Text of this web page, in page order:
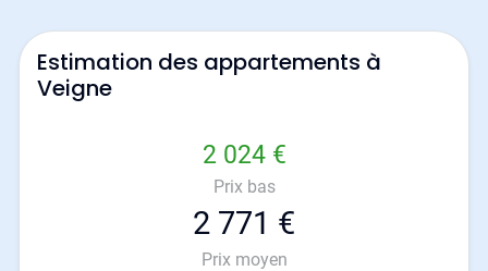
Estimation des appartements à
Veigne
2 024 €
Prix bas
2 771 €
Prix moyen